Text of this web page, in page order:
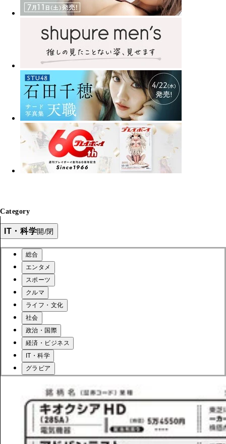
Category
IT・科学開/閉
総合
エンタメ
スポーツ
クルマ
ライフ・文化
社会
政治・国際
経済・ビジネス
IT・科学
グラビア